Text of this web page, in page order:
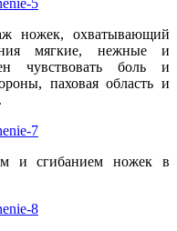
ножек, охватывающий
мягкие, нежные и
чувствовать боль и
паховая область и
и сгибанием ножек в